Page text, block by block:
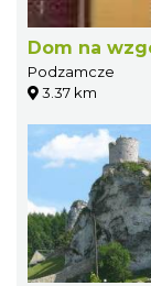
Dom na
Podzamcze
3.37 km